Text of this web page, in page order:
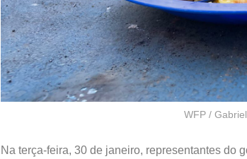
WFP /
Na terça-feira, 30 de janeiro, representantes do